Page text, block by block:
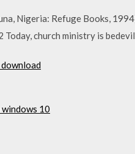
Nigeria: Refuge Books,
church ministry is
10